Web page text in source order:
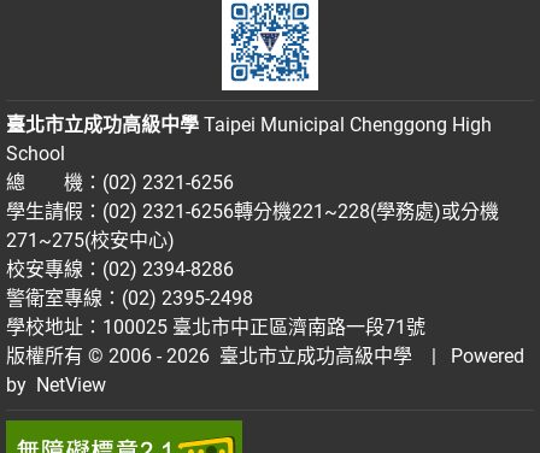
臺北市立成功高級中學 Taipei Municipal Chenggong High
School
總 機：(02) 2321-6256
學生請假：(02) 2321-6256轉分機221~228(學務處)或分機
271~275(校安中心)
校安專線：(02) 2394-8286
警衛室專線：(02) 2395-2498
學校地址：100025 臺北市中正區濟南路一段71號
版權所有 © 2006 - 2026 臺北市立成功高級中學
| Powered
by NetView